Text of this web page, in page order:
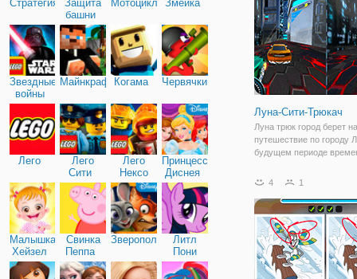
Стратегия
Защита
башни
МотоциклыЗмейка
Звездные
войны
МайнкрафтКогама Червячки
Лего
Лего
Сити
Лего
Нексо
Найтс
Принцессы
Диснея
Малышка
Хейзел
Свинка
Пеппа
Зверополис
Литл
Пони
Дружба
пользой. Здесь вам
компанию
Луна-Сити-Трюкач
Луна трюк город берет
путешествие по городу
будущем периоде
поверхности Луны и
свои навыки вождения,
проходят на
4 1